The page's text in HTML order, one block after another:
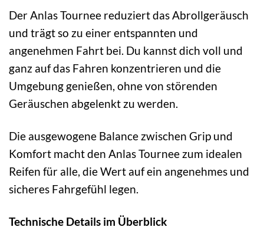
Der Anlas Tournee reduziert das Abrollgeräusch
und trägt so zu einer entspannten und
angenehmen Fahrt bei. Du kannst dich voll und
ganz auf das Fahren konzentrieren und die
Umgebung genießen, ohne von störenden
Geräuschen abgelenkt zu werden.
Die ausgewogene Balance zwischen Grip und
Komfort macht den Anlas Tournee zum idealen
Reifen für alle, die Wert auf ein angenehmes und
sicheres Fahrgefühl legen.
Technische Details im Überblick